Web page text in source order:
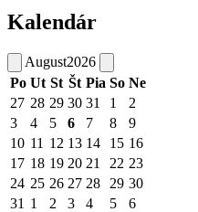
Kalendár
August2026
Po Ut St Št Pia So Ne
27 28 29 30 31 1
2
3
4 5 6 7 8
9
10 11 12 13 14 15 16
17 18 19 20 21 22 23
24 25 26 27 28 29 30
31 1 2 3 4 5 6